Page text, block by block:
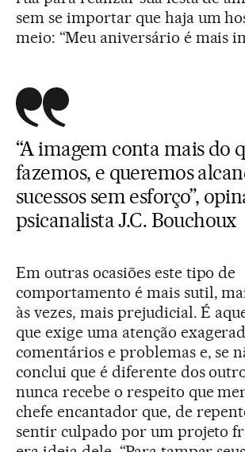
sem se importar que haja um
meio: “Meu aniversário é mais
“A imagem conta mais do
fazemos, e queremos
sucessos sem esforço”,
psicanalista J.C. Bouchoux
Em outras ocasiões este tipo de
comportamento é mais sutil,
às vezes, mais prejudicial. É
que exige uma atenção
comentários e problemas e, se
conclui que é diferente dos
nunca recebe o respeito que
chefe encantador que, de
sentir culpado por um projeto